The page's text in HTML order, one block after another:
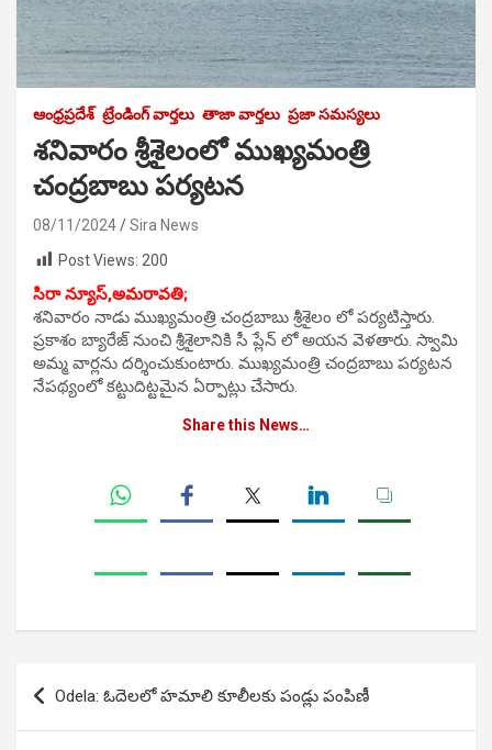
ఆంధ్రప్రదేశ్ ట్రేండింగ్ వార్తలు తాజా వార్తలు ప్రజా సమస్యలు
శనివారం శ్రీశైలంలో ముఖ్యమంత్రి
చంద్రబాబు పర్యటన
08/11/2024
Sira News
Post Views: 200
సిరా న్యూస్,అమరావతి;
శనివారం నాడు ముఖ్యమంత్రి చంద్రబాబు శ్రీశైలం లో పర్యటిస్తారు.
ప్రకాశం బ్యారేజ్ నుంచి శ్రీశైలానికి సీ ప్లేన్ లో అయన వెళతారు. స్వామి
అమ్మ వార్లను దర్శించుకుంటారు. ముఖ్యమంత్రి చంద్రబాబు పర్యటన
నేపథ్యంలో కట్టుదిట్టమైన ఏర్పాట్లు చేసారు.
Share this News…
Post
navigation
Odela: ఓదెలలో హమాలి కూలీలకు పండ్లు పంపిణీ